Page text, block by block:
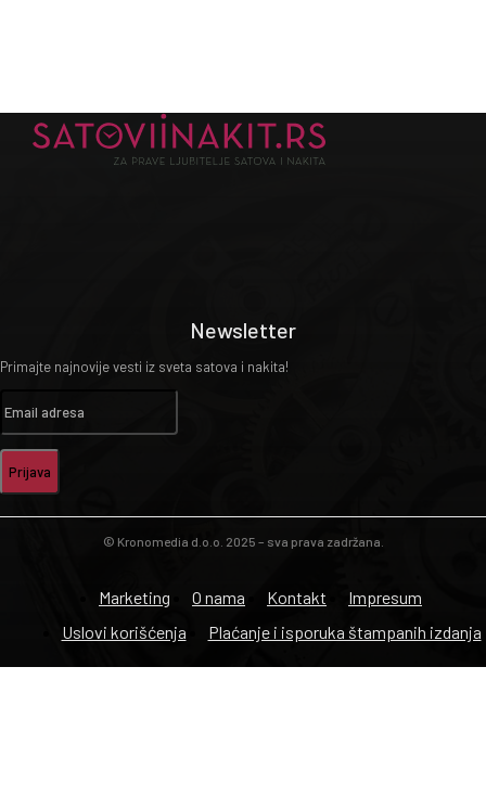
Newsletter
Primajte najnovije vesti iz sveta satova i nakita!
Prijava
© Kronomedia d.o.o. 2025 – sva prava zadržana.
Marketing O nama Kontakt
Impresum
Uslovi korišćenja
Plaćanje i isporuka štampanih izdanja